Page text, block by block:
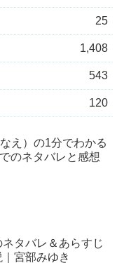
25
1,408
543
120
え）の1分でわかる
のネタバレと感想
ネタバレ＆あらすじ
宮部みゆき